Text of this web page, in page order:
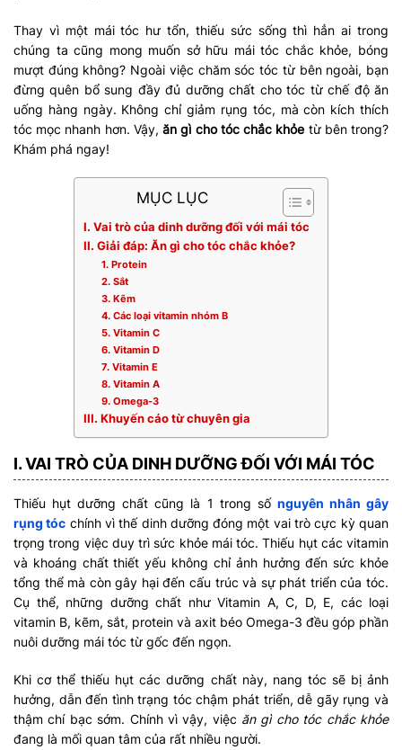
Thay vì một mái tóc hư tổn, thiếu sức sống thì hẳn ai trong
chúng ta cũng mong muốn sở hữu mái tóc chắc khỏe, bóng
mượt đúng không? Ngoài việc chăm sóc tóc từ bên ngoài, bạn
đừng quên bổ sung đầy đủ dưỡng chất cho tóc từ chế độ ăn
uống hàng ngày. Không chỉ giảm rụng tóc, mà còn kích thích
tóc mọc nhanh hơn. Vậy,ăn gì cho tóc chắc khỏe từ bên trong?
Khám phá ngay!
MỤC LỤC
I. Vai trò của dinh dưỡng đối với mái tóc
II. Giải đáp: Ăn gì cho tóc chắc khỏe?
1. Protein
2. Sắt
3. Kẽm
4. Các loại vitamin nhóm B
5. Vitamin C
6. Vitamin D
7. Vitamin E
8. Vitamin A
9. Omega-3
III. Khuyến cáo từ chuyên gia
I. VAI TRÒ CỦA DINH DƯỠNG ĐỐI VỚI MÁI TÓC
Thiếu hụt dưỡng chất cũng là 1 trong số nguyên nhân gây
rụng tóc chính vì thế dinh dưỡng đóng một vai trò cực kỳ quan
trọng trong việc duy trì sức khỏe mái tóc. Thiếu hụt các vitamin
và khoáng chất thiết yếu không chỉ ảnh hưởng đến sức khỏe
tổng thể mà còn gây hại đến cấu trúc và sự phát triển của tóc.
Cụ thể, những dưỡng chất như Vitamin A, C, D, E, các loại
vitamin B, kẽm, sắt, protein và axit béo Omega-3 đều góp phần
nuôi dưỡng mái tóc từ gốc đến ngọn.
Khi cơ thể thiếu hụt các dưỡng chất này, nang tóc sẽ bị ảnh
hưởng, dẫn đến tình trạng tóc chậm phát triển, dễ gãy rụng và
thậm chí bạc sớm. Chính vì vậy, việc ăn gì cho tóc chắc khỏe
đang là mối quan tâm của rất nhiều người.